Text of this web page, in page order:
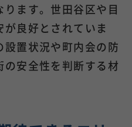
ます。世田谷区や目
良好とされていま
置状況や町内会の防
安全性を判断する材